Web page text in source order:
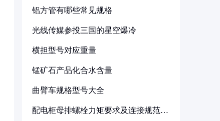
铝方管有哪些常见规格
光线传媒参投三国的星空爆冷
横担型号对应重量
锰矿石产品化合水含量
曲臂车规格型号大全
配电柜母排螺栓力矩要求及连接规范详